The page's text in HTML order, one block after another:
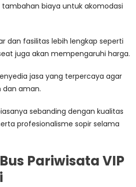
biaya untuk akomodasi
dan fasilitas lebih lengkap seperti
juga akan mempengaruhi harga.
jasa yang terpercaya agar
dan aman.
sebanding dengan kualitas
profesionalisme sopir selama
Pariwisata VIP